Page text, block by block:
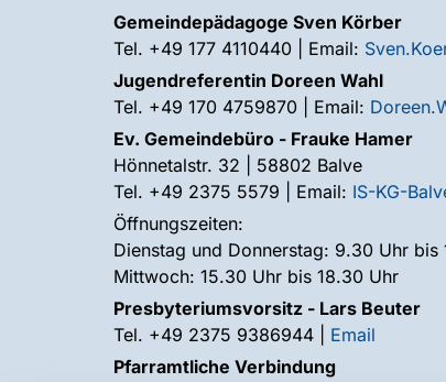
Gemeindepädagoge Sven Körber
Tel. +49 177 4110440 | Email:
Jugendreferentin Doreen Wahl
Tel. +49 170 4759870 | Email:
Ev. Gemeindebüro - Frauke Hamer
Hönnetalstr. 32 | 58802 Balve
Tel. +49 2375 5579 | Email: IS-KG-
Öffnungszeiten:
Dienstag und Donnerstag: 9.30 Uhr bis
Mittwoch: 15.30 Uhr bis 18.30 Uhr
Presbyteriumsvorsitz - Lars Beuter
Tel. +49 2375 9386944 | Email
Pfarramtliche Verbindung